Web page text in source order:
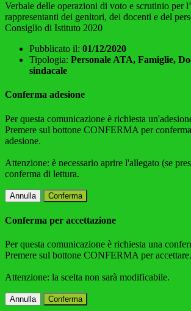
Verbale delle operazioni di voto e scrutinio per
rappresentanti dei genitori, dei docenti e del
Consiglio di Istituto 2020
Pubblicato il: 01/12/2020
Tipologia: Personale ATA, Famiglie,
sindacale
Conferma adesione
Per questa comunicazione è richiesta
Premere sul bottone CONFERMA per
adesione.
Attenzione: è necessario aprire l'allegato (se
conferma di lettura.
Annulla Conferma
Conferma per accettazione
Per questa comunicazione è richiesta una
Premere sul bottone CONFERMA per accettare.
Attenzione: la scelta non sarà modificabile.
Annulla Conferma